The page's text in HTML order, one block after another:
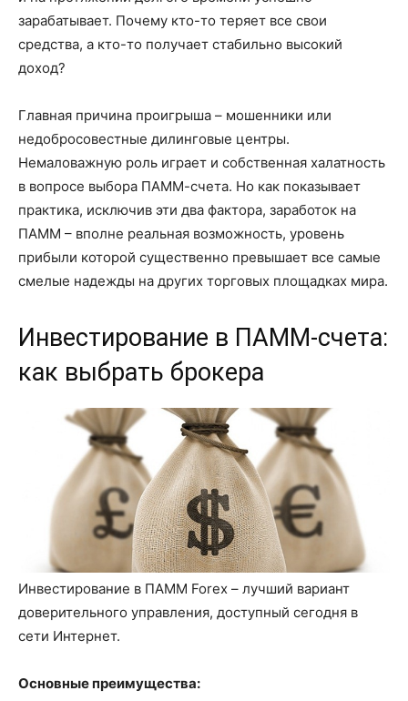
зарабатывает. Почему кто-то теряет все свои
средства, а кто-то получает стабильно высокий
доход?
Главная причина проигрыша – мошенники или
недобросовестные дилинговые центры.
Немаловажную роль играет и собственная халатность
в вопросе выбора ПАММ-счета. Но как показывает
практика, исключив эти два фактора, заработок на
ПАММ – вполне реальная возможность, уровень
прибыли которой существенно превышает все самые
смелые надежды на других торговых площадках мира.
Инвестирование в ПАММ-счета:
как выбрать брокера
Инвестирование в ПАММ Forex – лучший вариант
доверительного управления, доступный сегодня в
сети Интернет.
Основные преимущества: